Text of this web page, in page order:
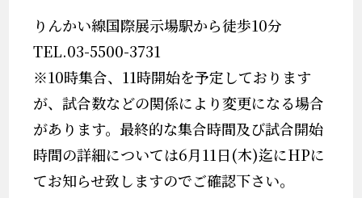
りんかい線国際展示場駅から徒歩10分
TEL.03-5500-3731
※10時集合、11時開始を予定しております
が、試合数などの関係により変更になる場合
があります。最終的な集合時間及び試合開始
時間の詳細については6月11日(木)迄にHPに
てお知らせ致しますのでご確認下さい。